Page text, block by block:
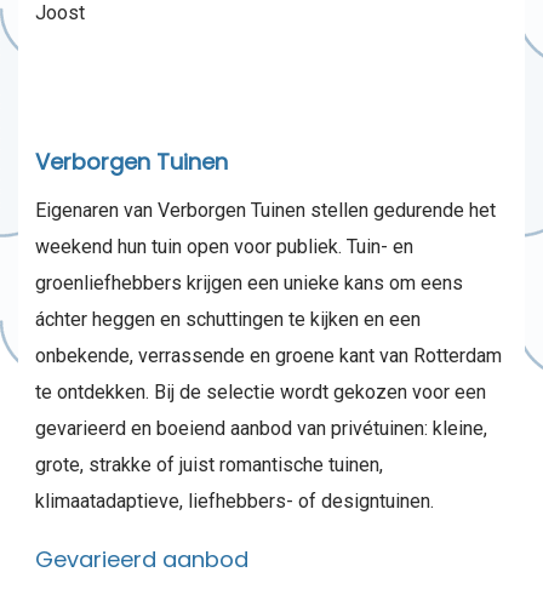
Joost
Verborgen Tuinen
Eigenaren van Verborgen Tuinen stellen gedurende het
weekend hun tuin open voor publiek. Tuin- en
groenliefhebbers krijgen een unieke kans om eens
áchter heggen en schuttingen te kijken en een
onbekende, verrassende en groene kant van Rotterdam
te ontdekken. Bij de selectie wordt gekozen voor een
gevarieerd en boeiend aanbod van privétuinen: kleine,
grote, strakke of juist romantische tuinen,
klimaatadaptieve, liefhebbers- of designtuinen.
Gevarieerd aanbod